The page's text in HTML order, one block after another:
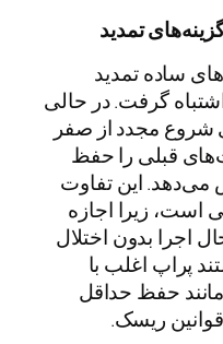
تمدید
ساده تمدید
گرفت. در حالی
شروع مجدد از صفر
قبلی را حفظ
می‌دهد. این تفاوت
است، زیرا اجازه
اجرا بدون اختلال
پراپ اغلب با
حفظ حداقل
ریسک.